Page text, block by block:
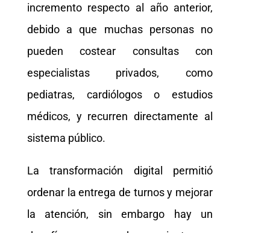
incremento respecto al año anterior,
debido a que muchas personas no
pueden costear consultas con
especialistas privados, como
pediatras, cardiólogos o estudios
médicos, y recurren directamente al
sistema público.
La transformación digital permitió
ordenar la entrega de turnos y mejorar
la atención, sin embargo hay un